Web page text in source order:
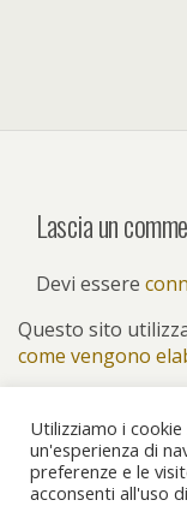
Lascia un
Devi essere
Questo sito
come vengono
Utilizziamo i
un'esperienza di
preferenze e le
acconsenti all'uso